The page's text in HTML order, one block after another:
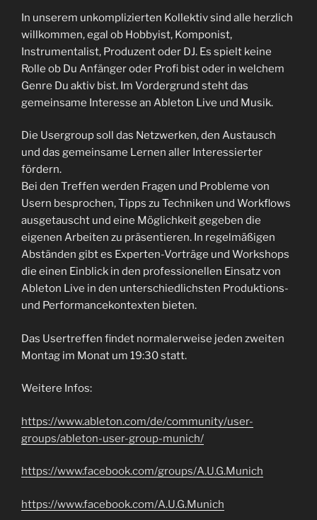
In unserem unkomplizierten Kollektiv sind alle herzlich
willkommen, egal ob Hobbyist, Komponist,
Instrumentalist, Produzent oder DJ. Es spielt keine
Rolle ob Du Anfänger oder Profi bist oder in welchem
Genre Du aktiv bist. Im Vordergrund steht das
gemeinsame Interesse an Ableton Live und Musik.
Die Usergroup soll das Netzwerken, den Austausch
und das gemeinsame Lernen aller Interessierter
fördern.
Bei den Treffen werden Fragen und Probleme von
Usern besprochen, Tipps zu Techniken und Workflows
ausgetauscht und eine Möglichkeit gegeben die
eigenen Arbeiten zu präsentieren. In regelmäßigen
Abständen gibt es Experten-Vorträge und Workshops
die einen Einblick in den professionellen Einsatz von
Ableton Live in den unterschiedlichsten Produktions-
und Performancekontexten bieten.
Das Usertreffen findet normalerweise jeden zweiten
Montag im Monat um 19:30 statt.
Weitere Infos:
https://www.ableton.com/de/community/user-
groups/ableton-user-group-munich/
https://www.facebook.com/groups/A.U.G.Munich
https://www.facebook.com/A.U.G.Munich